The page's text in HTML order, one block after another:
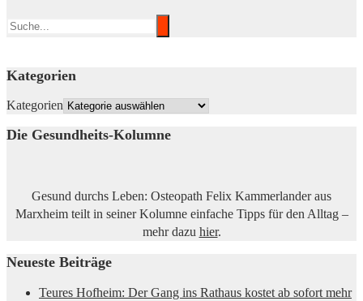
Kategorien
Kategorien
Die Gesundheits-Kolumne
Gesund durchs Leben: Osteopath Felix Kammerlander aus
Marxheim teilt in seiner Kolumne einfache Tipps für den Alltag –
mehr dazu hier.
Neueste Beiträge
Teures Hofheim: Der Gang ins Rathaus kostet ab sofort mehr